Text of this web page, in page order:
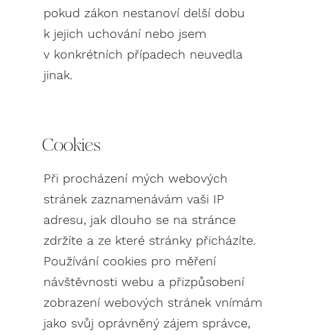
pokud zákon nestanoví delší dobu
k jejich uchování nebo jsem
v konkrétních případech neuvedla
jinak.
Cookies
Při procházení mých webových
stránek zaznamenávám vaši IP
adresu, jak dlouho se na stránce
zdržíte a ze které stránky přicházíte.
Používání cookies pro měření
návštěvnosti webu a přizpůsobení
zobrazení webových stránek vnímám
jako svůj oprávněný zájem správce,